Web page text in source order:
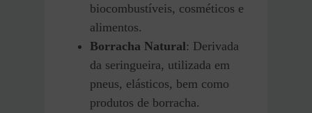
biocombustíveis, cosméticos e
alimentos.
Borracha Natural: Derivada
da seringueira, utilizada em
pneus, elásticos, bem como
produtos de borracha.